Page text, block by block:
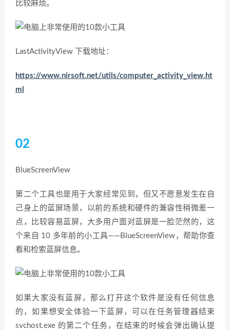
比较麻烦。
LastActivityView 下载地址：
https://www.nirsoft.net/utils/computer_activity_view.ht
ml
02
BlueScreenView
第二个工具也是用于大家经常见到，但又不愿意发生在自
己身上的蓝屏场景，以前的系统和硬件的兼容性稍微差一
点，比较容易蓝屏，大多用户面对蓝屏是一脸茫然的，这
个来自 10 多年前的小工具——BlueScreenView，帮助你查
看和检索蓝屏信息。
如果大家没有蓝屏，那么打开这个软件是没有任何信息
的，如果想安全体验一下蓝屏，可以在任务管理器结束
svchost.exe 的第二个任务，在结束的时候会弹出确认提